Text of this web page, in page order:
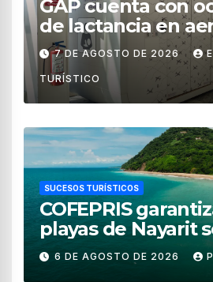
GAP cuenta con
de lactancia en
de México
7 DE AGOSTO DE 2026
TURÍSTICO
SUCESOS TURÍSTICOS
COFEPRIS
playas de Nayarit
para uso
6 DE AGOSTO DE 2026